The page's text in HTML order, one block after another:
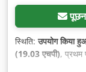
स्थिति:उपयोग किया
(19.03 एचपी), प्रथम